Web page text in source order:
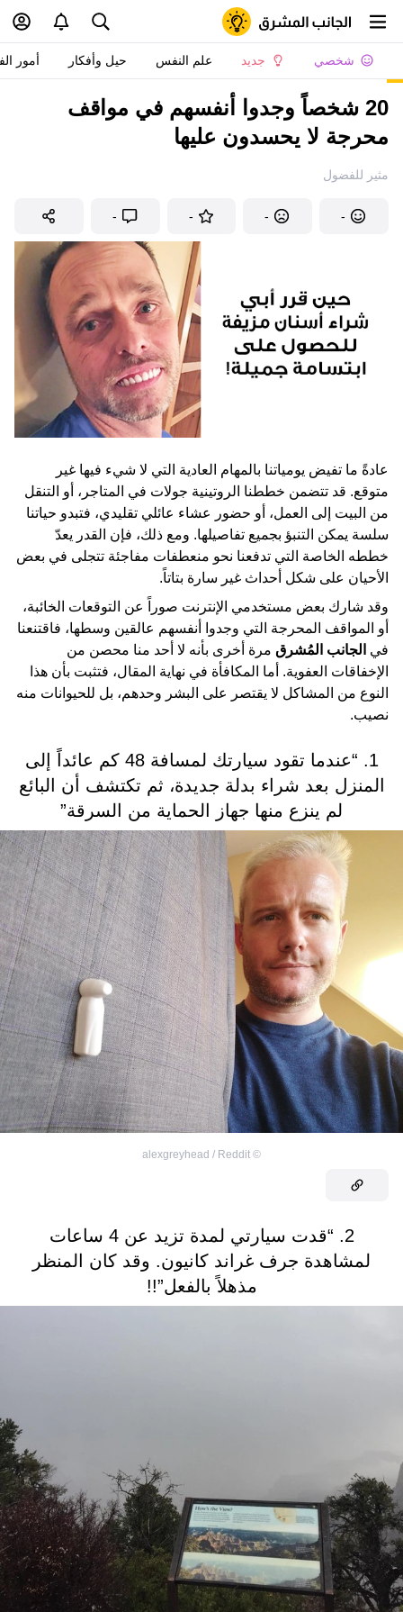
شخصي جديد علم النفس حيل وأفكار أمور
20 شخصاً وجدوا أنفسهم في مواقف
محرجة لا يحسدون عليها
مثير للفضول
-
-
-
-
عادةً ما تفيض يومياتنا بالمهام العادية التي لا شيء فيها غير
متوقع. قد تتضمن خططنا الروتينية جولات في المتاجر، أو التنقل
من البيت إلى العمل، أو حضور عشاء عائلي تقليدي، فتبدو حياتنا
سلسة يمكن التنبؤ بجميع تفاصيلها. ومع ذلك، فإن القدر يعدّ
خططه الخاصة التي تدفعنا نحو منعطفات مفاجئة تتجلى في بعض
الأحيان على شكل أحداث غير سارة بتاتاً.
وقد شارك بعض مستخدمي الإنترنت صوراً عن التوقعات الخائبة،
أو المواقف المحرجة التي وجدوا أنفسهم عالقين وسطها، فاقتنعنا
في الجانب المُشرق مرة أخرى بأنه لا أحد منا محصن من
الإخفاقات العفوية. أما المكافأة في نهاية المقال، فتثبت بأن هذا
النوع من المشاكل لا يقتصر على البشر وحدهم، بل للحيوانات منه
نصيب.
1. “عندما تقود سيارتك لمسافة 48 كم عائداً إلى
المنزل بعد شراء بدلة جديدة، ثم تكتشف أن البائع
لم ينزع منها جهاز الحماية من السرقة”
©
alexgreyhead / Reddit
2. “قدت سيارتي لمدة تزيد عن 4 ساعات
لمشاهدة جرف غراند كانيون. وقد كان المنظر
مذهلاً بالفعل”!!